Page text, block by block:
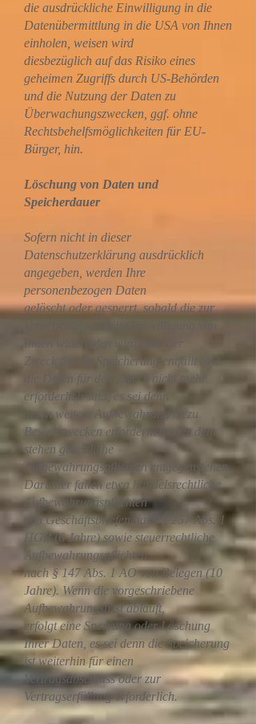
die ausdrückliche Einwilligung in die
Datenübermittlung in die USA von Ihnen
einholen, weisen wird
diesbezüglich auf das Risiko eines
geheimen Zugriffs durch US-Behörden
und die Nutzung der Daten zu
Überwachungszwecken, ggf. ohne
Rechtsbehelfsmöglichkeiten für EU-
Bürger, hin.
Löschung von Daten und
Speicherdauer
Sofern nicht in dieser
Datenschutzerklärung ausdrücklich
angegeben, werden Ihre
personenbezogen Daten
gelöscht oder gesperrt, sobald die zur
Ihnen widerrufen wird oder der
Zweck für die Speicherung entfällt bzw.
die Daten für den Zweck nicht mehr
erforderlich sind, es sei denn
deren weitere Aufbewahrung ist zu
Beweiszwecken erforderlich oder dem
stehen gesetzliche
Aufbewahrungspflichten entgegenstehen.
Darunter fallen etwa handelsrechtliche
Aufbewahrungspflichten
von Geschäftsbriefen nach § 257 Abs. 1
HGB (6 Jahre) sowie steuerrechtliche
Aufbewahrungspflichten
nach § 147 Abs. 1 AO von Belegen (10
Jahre). Wenn die vorgeschriebene
Aufbewahrungsfrist abläuft,
erfolgt eine Sperrung oder Löschung
Ihrer Daten, es sei denn die Speicherung
ist weiterhin für einen
Vertragsabschluss oder zur
Vertragserfüllung erforderlich.